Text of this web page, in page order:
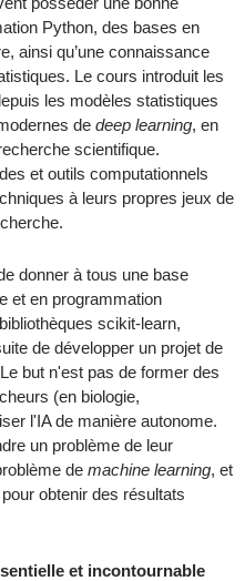
Python, des bases en
ainsi qu’une connaissance
Le cours introduit les
les modèles statistiques
de deep learning, en
scientifique.
et outils computationnels
à leurs propres jeux de
donner à tous une base
et en programmation
scikit-learn,
de développer un projet de
but n'est pas de former des
(en biologie,
l'IA de manière autonome.
un problème de leur
de machine learning, et
obtenir des résultats
et incontournable